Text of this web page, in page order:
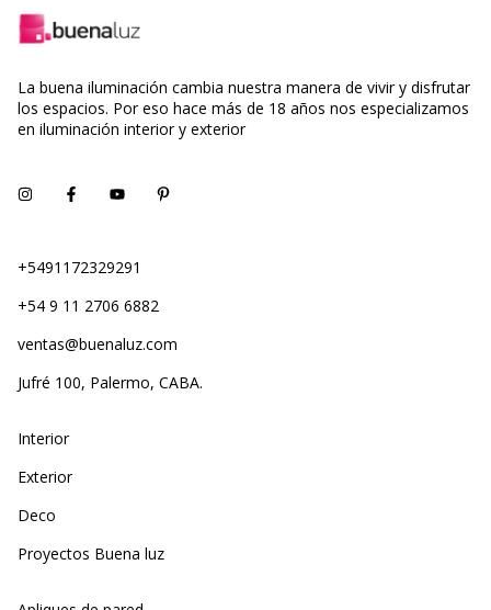
La buena iluminación cambia nuestra manera de vivir y disfrutar
los espacios. Por eso hace más de 18 años nos especializamos
en iluminación interior y exterior
+5491172329291
+54 9 11 2706 6882
ventas@buenaluz.com
Jufré 100, Palermo, CABA.
Interior
Exterior
Deco
Proyectos Buena luz